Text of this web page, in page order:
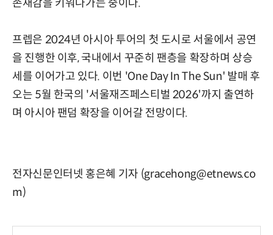
존재감을 키워나가는 중이다.
프렙은 2024년 아시아 투어의 첫 도시로 서울에서 공연
을 진행한 이후, 국내에서 꾸준히 팬층을 확장하며 상승
세를 이어가고 있다. 이번 'One Day In The Sun' 발매 후
오는 5월 한국의 '서울재즈페스티벌 2026'까지 출연하
며 아시아 팬덤 확장을 이어갈 전망이다.
전자신문인터넷 홍은혜 기자 (gracehong@etnews.co
m)